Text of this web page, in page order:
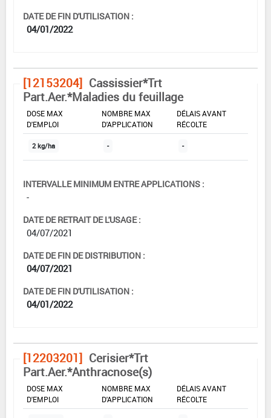
DATE DE FIN D'UTILISATION :
04/01/2022
[12153204] Cassissier*Trt
Part.Aer.*Maladies du feuillage
DOSE MAX
D'EMPLOI
NOMBRE MAX
D'APPLICATION
DÉLAIS AVANT
RÉCOLTE
2 kg/ha - -
INTERVALLE MINIMUM ENTRE APPLICATIONS :
-
DATE DE RETRAIT DE L'USAGE :
04/07/2021
DATE DE FIN DE DISTRIBUTION :
04/07/2021
DATE DE FIN D'UTILISATION :
04/01/2022
[12203201] Cerisier*Trt
Part.Aer.*Anthracnose(s)
DOSE MAX
D'EMPLOI
NOMBRE MAX
D'APPLICATION
DÉLAIS AVANT
RÉCOLTE